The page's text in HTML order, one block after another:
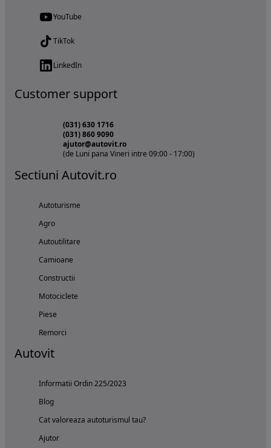
YouTube
TikTok
LinkedIn
Customer support
(031) 630 1716
(031) 860 9090
ajutor@autovit.ro
(de Luni pana Vineri intre 09:00 - 17:00)
Sectiuni Autovit.ro
Autoturisme
Agro
Autoutilitare
Camioane
Constructii
Motociclete
Piese
Remorci
Autovit
Informatii Ordin 225/2023
Blog
Cat valoreaza autoturismul tau?
Ajutor